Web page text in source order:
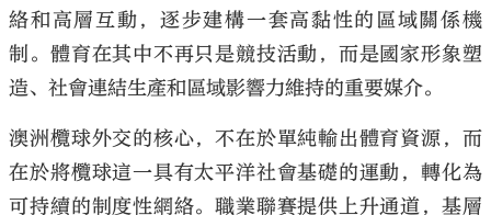
大公文匯
絡和高層互動，逐步建構一套高黏性的區域關係機
制。體育在其中不再只是競技活動，而是國家形象塑
造、社會連結生產和區域影響力維持的重要媒介。
澳洲欖球外交的核心，不在於單純輸出體育資源，而
在於將欖球這一具有太平洋社會基礎的運動，轉化為
可持續的制度性網絡。職業聯賽提供上升通道，基層